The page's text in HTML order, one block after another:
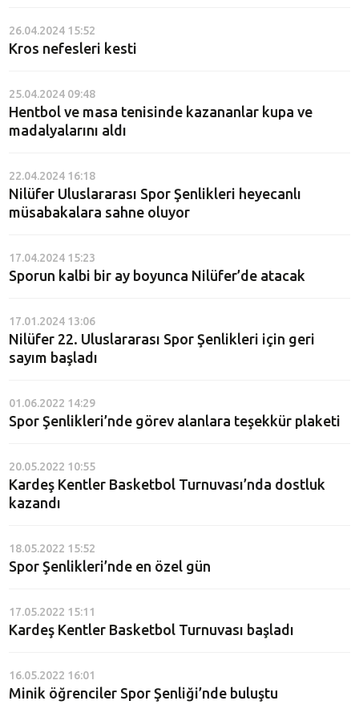
26.04.2024 15:52
Kros nefesleri kesti
25.04.2024 09:48
Hentbol ve masa tenisinde kazananlar kupa ve
madalyalarını aldı
22.04.2024 16:18
Nilüfer Uluslararası Spor Şenlikleri heyecanlı
müsabakalara sahne oluyor
17.04.2024 15:23
Sporun kalbi bir ay boyunca Nilüfer’de atacak
17.01.2024 13:06
Nilüfer 22. Uluslararası Spor Şenlikleri için geri
sayım başladı
01.06.2022 14:29
Spor Şenlikleri’nde görev alanlara teşekkür plaketi
20.05.2022 10:55
Kardeş Kentler Basketbol Turnuvası’nda dostluk
kazandı
18.05.2022 15:52
Spor Şenlikleri’nde en özel gün
17.05.2022 15:11
Kardeş Kentler Basketbol Turnuvası başladı
16.05.2022 16:01
Minik öğrenciler Spor Şenliği’nde buluştu